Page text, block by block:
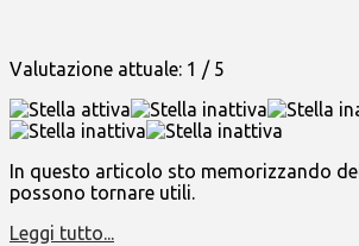
Valutazione attuale: 1 / 5
In questo articolo sto memorizzando
possono tornare utili.
Leggi tutto...